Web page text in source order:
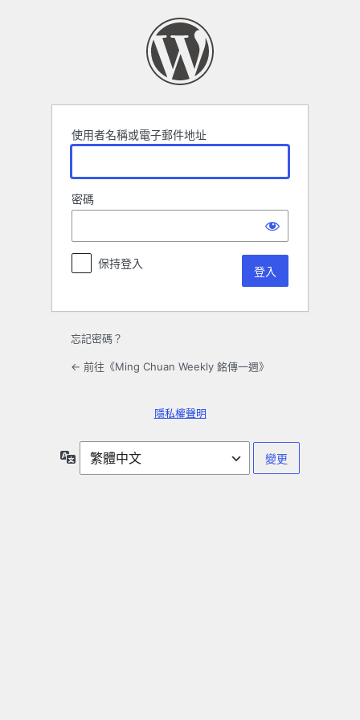
使用者名稱或電子郵件地址
密碼
保持登入
忘記密碼？
← 前往《Ming Chuan Weekly 銘傳一週》
隱私權聲明
言